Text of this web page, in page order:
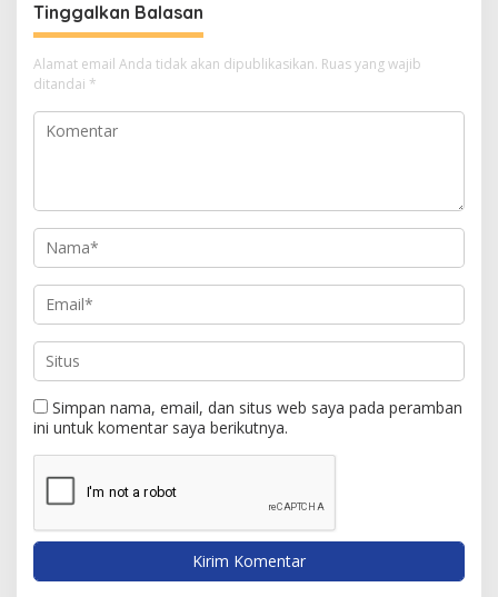
Tinggalkan Balasan
Alamat email Anda tidak akan dipublikasikan. Ruas yang wajib
ditandai *
Simpan nama, email, dan situs web saya pada peramban
ini untuk komentar saya berikutnya.